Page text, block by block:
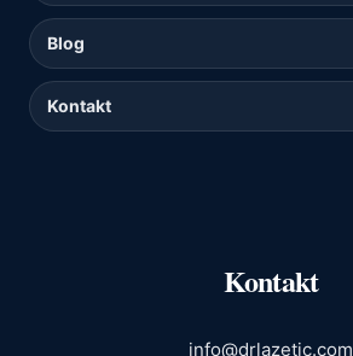
Blog
Kontakt
Kontakt
info@drlazetic.com